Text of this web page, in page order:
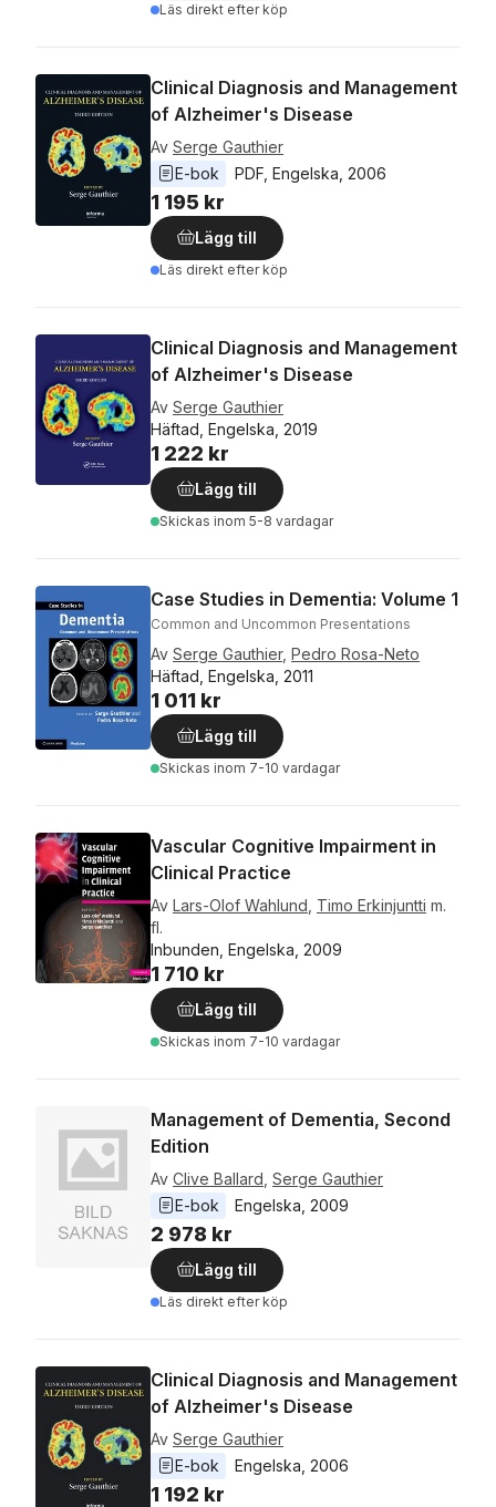
Läs direkt efter köp
Clinical Diagnosis and Management
of Alzheimer's Disease
Av Serge Gauthier
E-bok
PDF Engelska 2006
1 195 kr
Lägg till
Läs direkt efter köp
Clinical Diagnosis and Management
of Alzheimer's Disease
Av Serge Gauthier
Häftad, Engelska, 2019
1 222 kr
Lägg till
Skickas inom 5-8 vardagar
Case Studies in Dementia: Volume 1
Common and Uncommon Presentations
Av Serge Gauthier, Pedro Rosa-Neto
Häftad, Engelska, 2011
1 011 kr
Lägg till
Skickas inom 7-10 vardagar
Vascular Cognitive Impairment in
Clinical Practice
Av Lars-Olof Wahlund Timo Erkinjuntti m.
fl.
Inbunden, Engelska, 2009
1 710 kr
Lägg till
Skickas inom 7-10 vardagar
Management of Dementia, Second
Edition
Av Clive Ballard Serge Gauthier
E-bok
Engelska 2009
2 978 kr
Lägg till
Läs direkt efter köp
Clinical Diagnosis and Management
of Alzheimer's Disease
Av Serge Gauthier
E-bok
Engelska 2006
1 192 kr